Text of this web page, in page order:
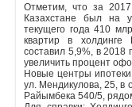
Отметим, что за
Казахстане был на
текущего года 410
квартир в холдинге
составил 5,9%, в 2018
увеличить процент
Новые центры
ул. Мендикулова, 25, в
Райымбека 540/5,